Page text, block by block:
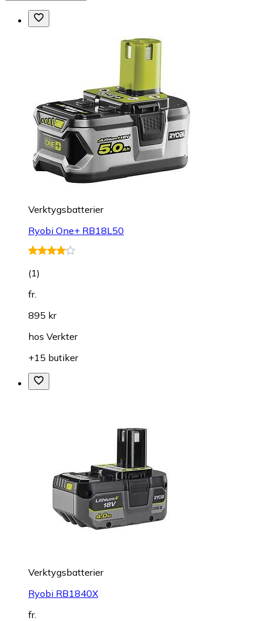
Verktygsbatterier
Ryobi One+ RB18L50
(1)
fr.
895 kr
hos Verkter
+15 butiker
Verktygsbatterier
Ryobi RB1840X
fr.